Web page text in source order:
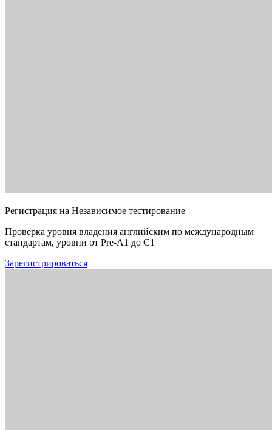
Регистрация на Независимое тестирование
Проверка уровня владения английским по международным
стандартам, уровни от Pre-A1 до C1
Зарегистрироваться